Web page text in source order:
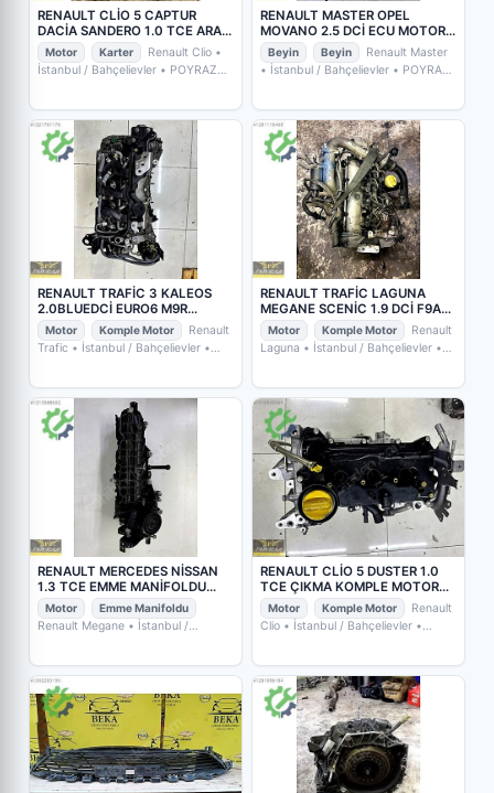
RENAULT CLİO 5 CAPTUR
DACİA SANDERO 1.0 TCE ARA
KARTER 111104R
Motor Karter Renault Clio •
İstanbul / Bahçelievler • POYRAZ
RENAULT MASTER OPEL
MOVANO 2.5 DCİ ECU MOTOR
BEYİNİ 8200311550
Beyin Beyin
Renault Master
• İstanbul / Bahçelievler • POYRAZ
RENAULT TRAFİC 3 KALEOS
2.0BLUEDCİ EURO6 M9R
ADBLUE KOMPLE MOTOR
Motor Komple Motor
Renault
Trafic • İstanbul / Bahçelievler •
RENAULT TRAFİC LAGUNA
MEGANE SCENİC 1.9 DCİ F9A
KOMPLE MOTOR
Motor Komple Motor
Renault
Laguna • İstanbul / Bahçelievler •
RENAULT MERCEDES NİSSAN
1.3 TCE EMME MANİFOLDU
A2821401400
Motor Emme Manifoldu
Renault Megane • İstanbul /
RENAULT CLİO 5 DUSTER 1.0
TCE ÇIKMA KOMPLE MOTOR
H4DE
Motor Komple Motor
Renault
Clio • İstanbul / Bahçelievler •